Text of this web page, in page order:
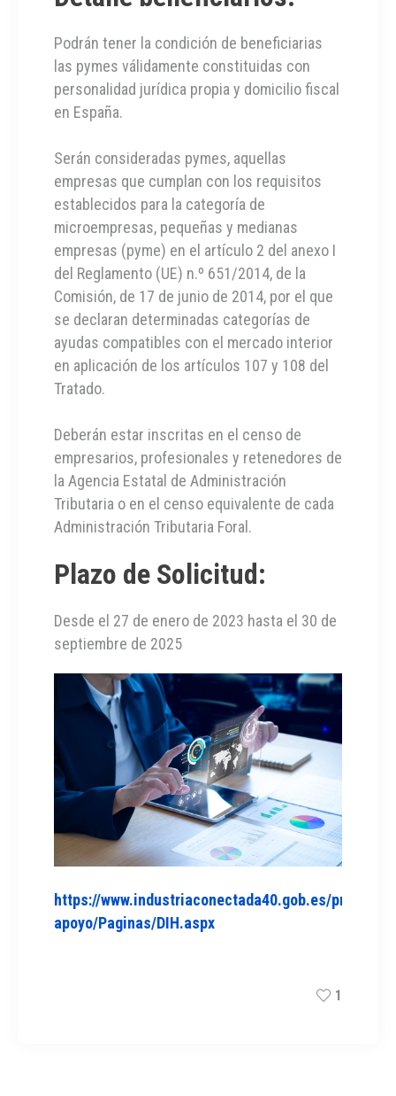
Podrán tener la condición de beneficiarias
las pymes válidamente constituidas con
personalidad jurídica propia y domicilio fiscal
en España.
Serán consideradas pymes, aquellas
empresas que cumplan con los requisitos
establecidos para la categoría de
microempresas, pequeñas y medianas
empresas (pyme) en el artículo 2 del anexo I
del Reglamento (UE) n.º 651/2014, de la
Comisión, de 17 de junio de 2014, por el que
se declaran determinadas categorías de
ayudas compatibles con el mercado interior
en aplicación de los artículos 107 y 108 del
Tratado.
Deberán estar inscritas en el censo de
empresarios, profesionales y retenedores de
la Agencia Estatal de Administración
Tributaria o en el censo equivalente de cada
Administración Tributaria Foral.
Plazo de Solicitud:
Desde el 27 de enero de 2023 hasta el 30 de
septiembre de 2025
https://www.industriaconectada40.gob.es/
apoyo/Paginas/DIH.aspx
1